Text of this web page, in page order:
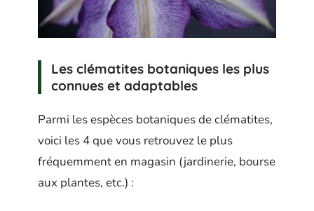
Les clématites botaniques les plus
connues et adaptables
Parmi les espèces botaniques de clématites,
voici les 4 que vous retrouvez le plus
fréquemment en magasin (jardinerie, bourse
aux plantes, etc.) :